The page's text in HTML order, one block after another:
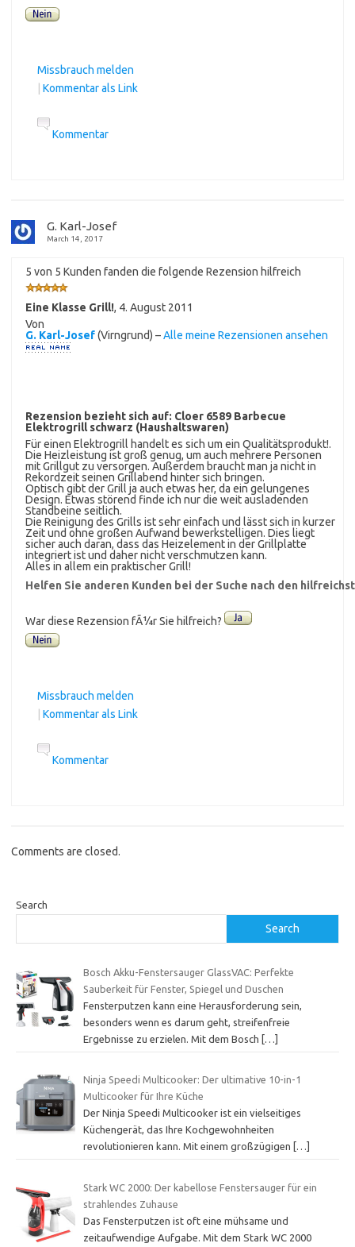
Missbrauch melden
Kommentar als Link
Kommentar
G. Karl-Josef
March 14, 2017
5 von 5 Kunden fanden die folgende Rezension hilfreich
Eine Klasse Grill!, 4. August 2011
Von
G. Karl-Josef(Virngrund) –Alle meine Rezensionen ansehen
Rezension bezieht sich auf: Cloer 6589 Barbecue
Elektrogrill schwarz (Haushaltswaren)
Für einen Elektrogrill handelt es sich um ein Qualitätsprodukt!.
Die Heizleistung ist groß genug, um auch mehrere Personen
mit Grillgut zu versorgen. Außerdem braucht man ja nicht in
Rekordzeit seinen Grillabend hinter sich bringen.
Optisch gibt der Grill ja auch etwas her, da ein gelungenes
Design. Etwas störend finde ich nur die weit ausladenden
Standbeine seitlich.
Die Reinigung des Grills ist sehr einfach und lässt sich in kurzer
Zeit und ohne großen Aufwand bewerkstelligen. Dies liegt
sicher auch daran, dass das Heizelement in der Grillplatte
integriert ist und daher nicht verschmutzen kann.
Alles in allem ein praktischer Grill!
Helfen Sie anderen Kunden bei der Suche nach den
War diese Rezension fÃ¼r Sie hilfreich?
Missbrauch melden
Kommentar als Link
Kommentar
Comments are closed.
Search
Search
Bosch Akku-Fenstersauger GlassVAC: Perfekte
Sauberkeit für Fenster, Spiegel und Duschen
Fensterputzen kann eine Herausforderung sein,
besonders wenn es darum geht, streifenfreie
Ergebnisse zu erzielen. Mit dem Bosch […]
Ninja Speedi Multicooker: Der ultimative 10-in-1
Multicooker für Ihre Küche
Der Ninja Speedi Multicooker ist ein vielseitiges
Küchengerät, das Ihre Kochgewohnheiten
revolutionieren kann. Mit einem großzügigen
[…]
Stark WC 2000: Der kabellose Fenstersauger für ein
strahlendes Zuhause
Das Fensterputzen ist oft eine mühsame und
zeitaufwendige Aufgabe. Mit dem Stark WC 2000